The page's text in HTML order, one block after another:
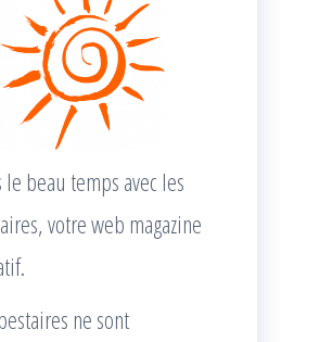
beau temps avec les
votre web magazine
ne sont